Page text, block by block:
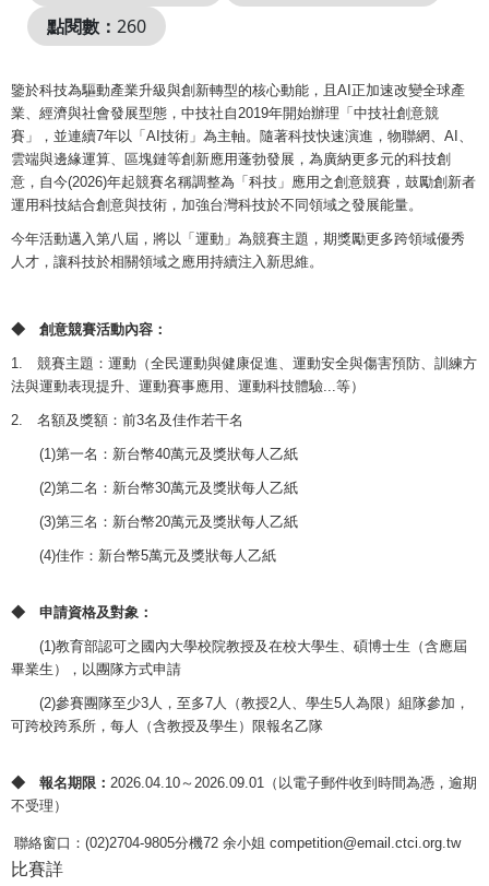
點閱數： 260
鑒於科技為驅動產業升級與創新轉型的核心動能，且AI正加速改變全球產
業、經濟與社會發展型態，中技社自2019年開始辦理「中技社創意競
賽」，並連續7年以「AI技術」為主軸。隨著科技快速演進，物聯網、AI、
雲端與邊緣運算、區塊鏈等創新應用蓬勃發展，為廣納更多元的科技創
意，自今(2026)年起競賽名稱調整為「科技」應用之創意競賽，鼓勵創新者
運用科技結合創意與技術，加強台灣科技於不同領域之發展能量。
今年活動邁入第八屆，將以「運動」為競賽主題，期獎勵更多跨領域優秀
人才，讓科技於相關領域之應用持續注入新思維。
◆ 創意競賽活動內容：
1. 競賽主題：運動（全民運動與健康促進、運動安全與傷害預防、訓練方
法與運動表現提升、運動賽事應用、運動科技體驗...等）
2. 名額及獎額：前3名及佳作若干名
(1)第一名：新台幣40萬元及獎狀每人乙紙
(2)第二名：新台幣30萬元及獎狀每人乙紙
(3)第三名：新台幣20萬元及獎狀每人乙紙
(4)佳作：新台幣5萬元及獎狀每人乙紙
◆ 申請資格及對象 ：
(1)教育部認可之國內大學校院教授及在校大學生、碩博士生（含應屆
畢業生），以團隊方式申請
(2)參賽團隊至少3人，至多7人（教授2人、學生5人為限）組隊參加，
可跨校跨系所，每人（含教授及學生）限報名乙隊
◆ 報名期限： 2026.04.10～2026.09.01（以電子郵件收到時間為憑，逾期
不受理）
聯絡窗口：(02)2704-9805分機72 余小姐 competition@email.ctci.org.tw
比賽詳